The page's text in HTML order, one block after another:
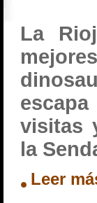
La
visitas
la
Leer